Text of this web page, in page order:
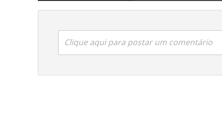
Clique aqui para postar um comentário